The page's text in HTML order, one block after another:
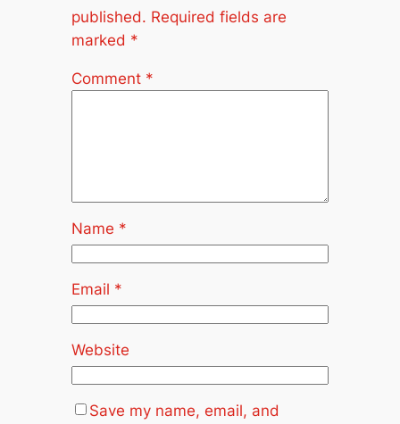
published. Required fields are
marked *
Comment *
Name *
Email *
Website
Save my name, email, and